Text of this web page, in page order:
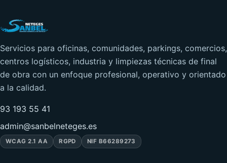
Servicios para oficinas, comunidades, parkings, comercios,
centros logísticos, industria y limpiezas técnicas de final
de obra con un enfoque profesional, operativo y orientado
a la calidad.
93 193 55 41
admin@sanbelneteges.es
WCAG 2.1 AA RGPD NIF B66289273